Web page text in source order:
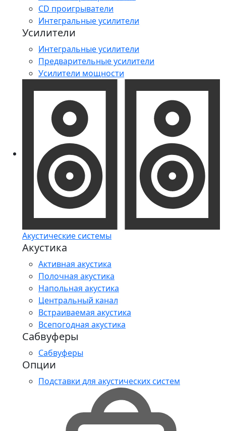
CD проигрыватели
Интегральные усилители
Усилители
Интегральные усилители
Предварительные усилители
Усилители мощности
Акустические системы
Акустика
Активная акустика
Полочная акустика
Напольная акустика
Центральный канал
Встраиваемая акустика
Всепогодная акустика
Сабвуферы
Сабвуферы
Опции
Подставки для акустических систем